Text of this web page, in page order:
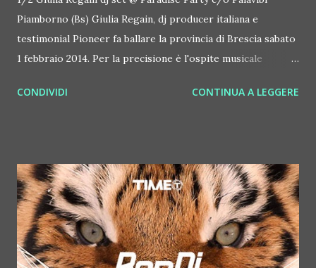
Piamborno (Bs) Giulia Regain, dj producer italiana e
testimonial Pioneer fa ballare la provincia di Brescia sabato
1 febbraio 2014. Per la precisione è l'ospite musicale
(Bs). Durante l'evento alla voce Mauro Gonzini, dj set Swp e
ingresso in prevendita 10 euro informazioni: 3465710877,
3480131714 Giulia Regain inizia a fare la DJ nel 2005. Dopo
la laurea in psicologia fa un anno di gavetta in Romagna
come DJ e inizia a lavorare già in tutta Italia in top club
come Hollywood a Milano, Cocoricò a Riccione, Prince a
CONDIVIDI CONTINUA A LEGGERE